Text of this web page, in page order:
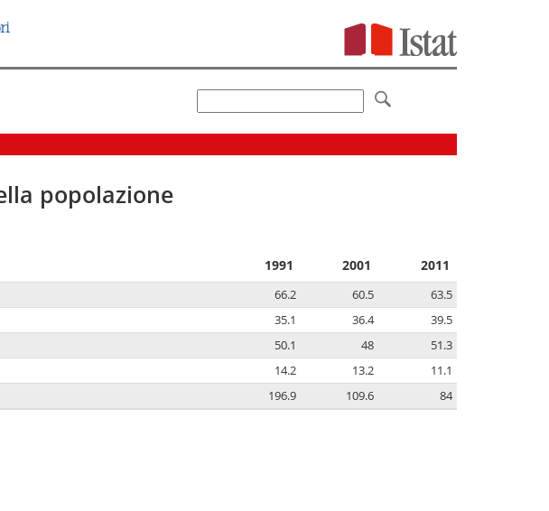
popolazione
1991 2001 2011
66.2 60.5
63.5
35.1 36.4
39.5
50.1 48
51.3
14.2 13.2
11.1
196.9 109.6 84